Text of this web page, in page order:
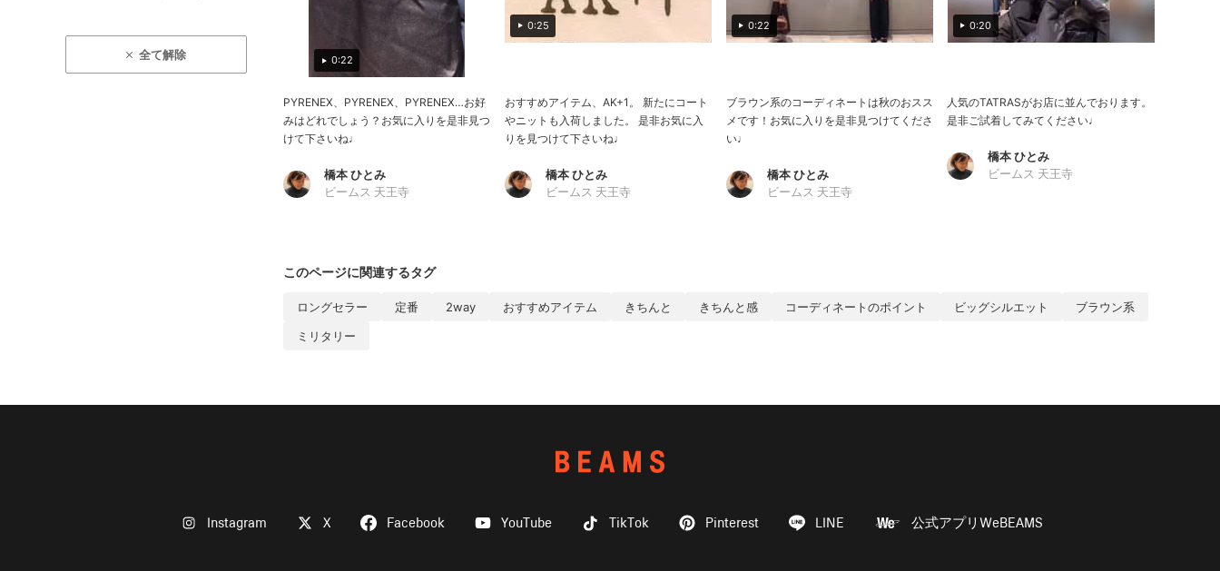
全て解除 0:22
PYRENEX、PYRENEX、PYRENEX…お好
みはどれでしょう？お気に入りを是非見つ
けて下さいね♩
橋本 ひとみ
ビームス 天王寺
0:25
おすすめアイテム、AK+1。 新たにコート
やニットも入荷しました。 是非お気に入
りを見つけて下さいね♩
橋本 ひとみ
ビームス 天王寺
0:22
ブラウン系のコーディネートは秋のおスス
メです！お気に入りを是非見つけてくださ
い♩
橋本 ひとみ
ビームス 天王寺
0:20
人気のTATRASがお店に並んでおります。
是非ご試着してみてください♩
橋本 ひとみ
ビームス 天王寺
このページに関連するタグ
ロングセラー 定番 2way おすすめアイテム きちんと きちんと感 コーディネートのポイント ビッグシルエット
ブラウン系
ミリタリー
Instagram X Facebook YouTube TikTok Pinterest LINE 公式アプリWeBEAMS